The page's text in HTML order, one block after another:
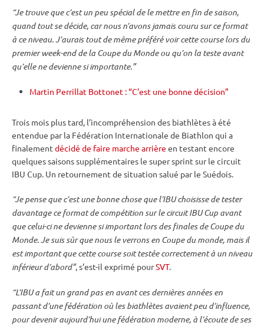
“Je trouve que c’est un peu spécial de le mettre en fin de saison,
quand tout se décide, car nous n’avons jamais couru sur ce format
à ce niveau.J’aurais tout de même préféré voir cette course lors du
premier week-end de la Coupe du Mondeou qu’on la teste avant
qu’elle ne devienne si importante.”
Martin Perrillat Bottonet : “C’est une bonne décision”
Trois mois plus tard, l’incompréhension des biathlètes à été
entendue par la Fédération Internationale de Biathlon qui a
finalement décidé de faire marche arrière en testant encore
quelques saisons supplémentaires le supersprint sur le circuit
IBU Cup. Un retournement de situation salué par le Suédois.
“Je pense que c’est une bonne chose que l’IBUchoisisse de tester
davantage ce format de compétition sur le circuitIBUCup avant
que celui-ci ne devienne si important lors des finales deCoupe du
Monde. Je suis sûr que nous le verrons en Coupe du monde, mais il
est important que cette course soit testée correctement à un niveau
inférieur d’abord”, s’est-il exprimé pourSVT.
“L’IBUa fait un grand pas en avant ces dernières années en
passant d’une fédération où les biathlètes avaient peu d’influence,
pour devenir aujourd’hui une fédération moderne, à l’écoute de ses